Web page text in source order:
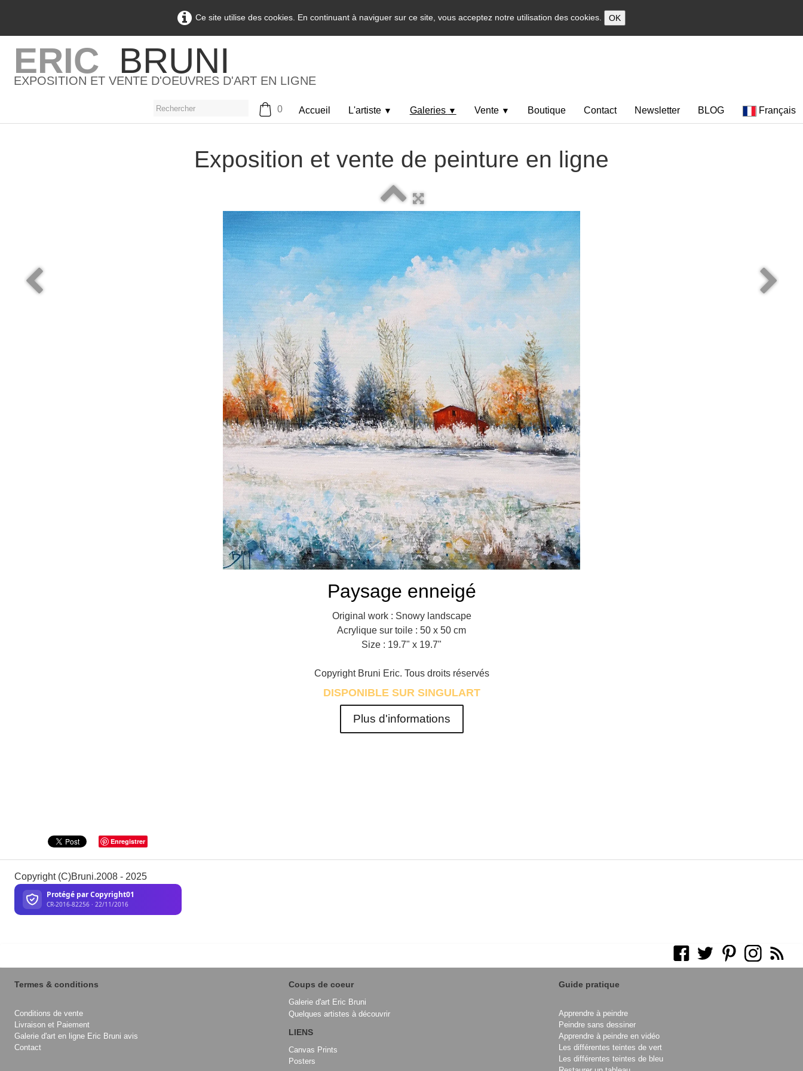
Ce site utilise des cookies. En continuant à naviguer sur ce site, vous acceptez notre utilisation des cookies. OK
ERIC BRUNI
EXPOSITION ET VENTE D'OEUVRES D'ART EN LIGNE
0 Accueil L'artiste ▼ Galeries ▼ Vente ▼ Boutique Contact Newsletter BLOG Français
Exposition et vente de peinture en ligne
Paysage enneigé
Original work : Snowy landscape
Acrylique sur toile : 50 x 50 cm
Size : 19.7" x 19.7"
Copyright Bruni Eric. Tous droits réservés
DISPONIBLE SUR SINGULART
Plus d'informations
Enregistrer
Copyright (C)Bruni.2008 - 2025
Termes & conditions
Conditions de vente
Livraison et Paiement
Galerie d'art en ligne Eric Bruni avis
Contact
Coups de coeur
Galerie d'art Eric Bruni
Quelques artistes à découvrir
LIENS
Canvas Prints
Posters
Guide pratique
Apprendre à peindre
Peindre sans dessiner
Apprendre à peindre en vidéo
Les différentes teintes de vert
Les différentes teintes de bleu